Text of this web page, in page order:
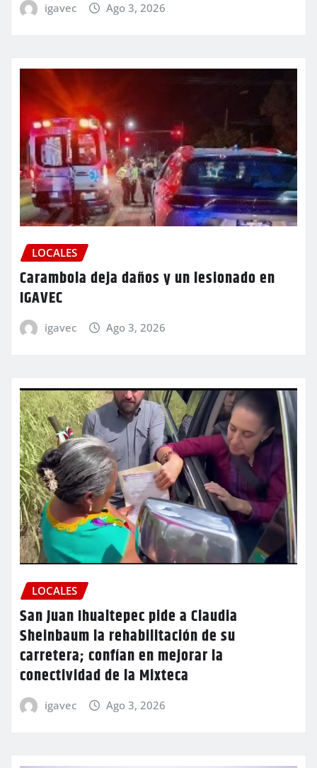
igavec Ago 3, 2026
LOCALES
Carambola deja daños y un lesionado en
IGAVEC
igavec Ago 3, 2026
LOCALES
San Juan Ihualtepec pide a Claudia
Sheinbaum la rehabilitación de su
carretera; confían en mejorar la
conectividad de la Mixteca
igavec Ago 3, 2026